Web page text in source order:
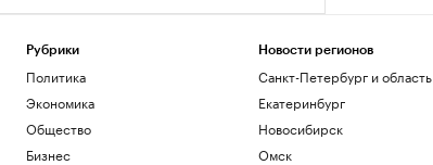
Рубрики
Политика
Экономика
Общество
Бизнес
Новости регионов
Санкт-Петербург и область
Екатеринбург
Новосибирск
Омск